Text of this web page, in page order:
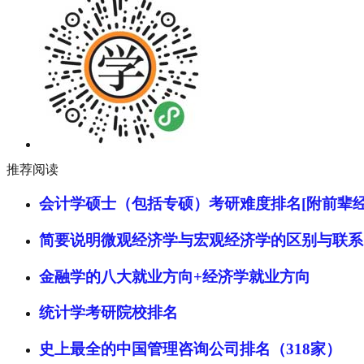
推荐阅读
会计学硕士（包括专硕）考研难度排名[附前辈
简要说明微观经济学与宏观经济学的区别与联系
金融学的八大就业方向+经济学就业方向
统计学考研院校排名
史上最全的中国管理咨询公司排名（318家）